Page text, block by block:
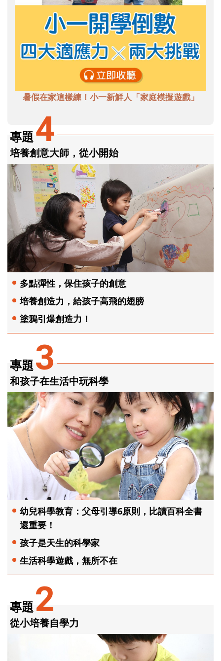
暑假在家這樣練！小一新鮮人「家庭模擬遊戲」
專題2
從小培養自學力
專題3
和孩子在生活中玩科學
幼兒科學教育：父母引導6原則，比讀百科全書
還重要！
孩子是天生的科學家
生活科學遊戲，無所不在
專題4
培養創意大師，從小開始
多點彈性，保住孩子的創意
培養創造力，給孩子高飛的翅膀
塗鴉引爆創造力！